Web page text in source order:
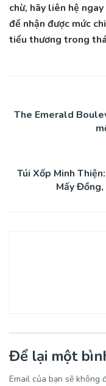
chừ, hãy liên hệ
để nhận được mức
tiểu thương trong
The Emerald
Túi Xốp Minh
Mấy
Để lại một
Email của bạn sẽ không